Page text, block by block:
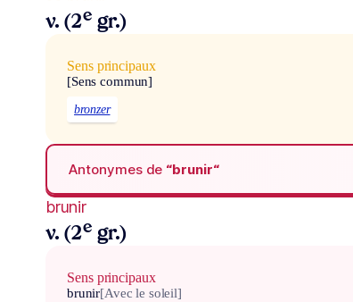
v. (2e gr.)
Sens principaux
[Sens commun]
bronzer
Antonymes de “brunir“
brunir
v. (2e gr.)
Sens principaux
brunir[Avec le soleil]